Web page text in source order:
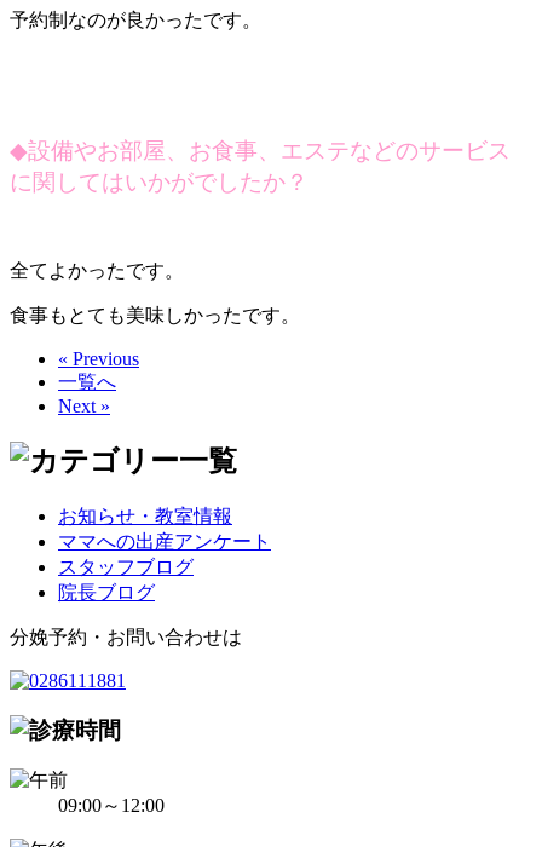
予約制なのが良かったです。
◆設備やお部屋、お食事、エステなどのサービス
に関してはいかがでしたか？
全てよかったです。
食事もとても美味しかったです。
« Previous
一覧へ
Next »
お知らせ・教室情報
ママへの出産アンケート
スタッフブログ
院長ブログ
分娩予約・お問い合わせは
09:00～12:00